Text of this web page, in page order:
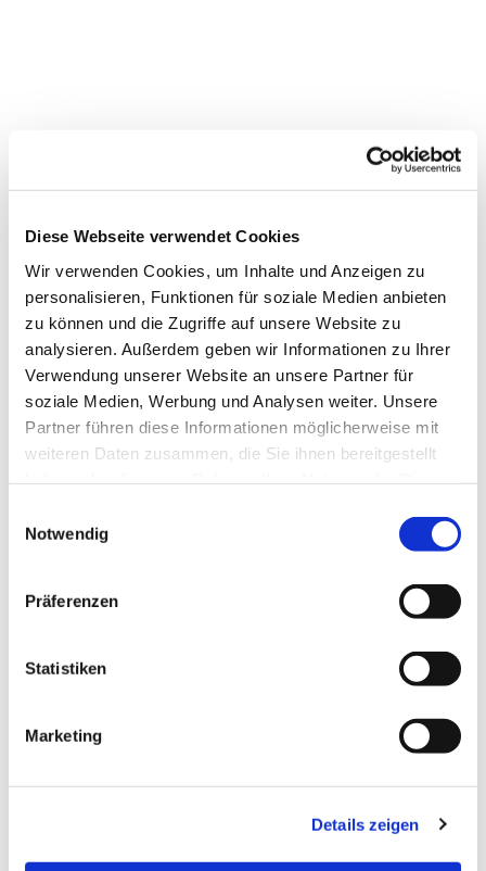
Diese Webseite verwendet Cookies
Wir verwenden Cookies, um Inhalte und Anzeigen zu
personalisieren, Funktionen für soziale Medien anbieten
zu können und die Zugriffe auf unsere Website zu
analysieren. Außerdem geben wir Informationen zu Ihrer
Verwendung unserer Website an unsere Partner für
soziale Medien, Werbung und Analysen weiter. Unsere
Partner führen diese Informationen möglicherweise mit
weiteren Daten zusammen, die Sie ihnen bereitgestellt
Notwendig
Präferenzen
Statistiken
Marketing
Details zeigen
Dies könnte Sie auch
interessieren